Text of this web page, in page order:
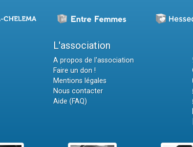
L'association
A propos de l'association
Faire un don !
Mentions légales
Nous contacter
Aide (FAQ)